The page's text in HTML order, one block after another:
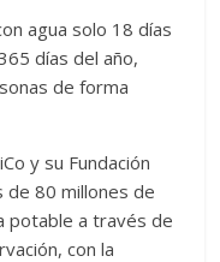
agua solo 18 días
días del año,
de forma
y su Fundación
de 80 millones de
potable a través de
con la